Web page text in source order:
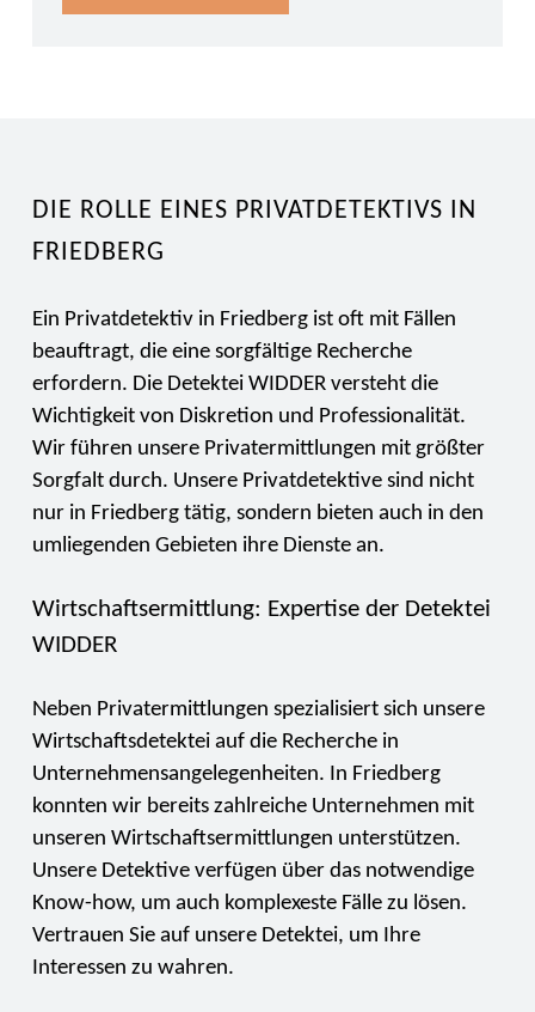
DIE ROLLE EINES PRIVATDETEKTIVS IN
FRIEDBERG
Ein Privatdetektiv in Friedberg ist oft mit Fällen
beauftragt, die eine sorgfältige Recherche
erfordern. Die Detektei WIDDER versteht die
Wichtigkeit von Diskretion und Professionalität.
Wir führen unsere Privatermittlungen mit größter
Sorgfalt durch. Unsere Privatdetektive sind nicht
nur in Friedberg tätig, sondern bieten auch in den
umliegenden Gebieten ihre Dienste an.
Wirtschaftsermittlung: Expertise der Detektei
WIDDER
Neben Privatermittlungen spezialisiert sich unsere
Wirtschaftsdetektei auf die Recherche in
Unternehmensangelegenheiten. In Friedberg
konnten wir bereits zahlreiche Unternehmen mit
unseren Wirtschaftsermittlungen unterstützen.
Unsere Detektive verfügen über das notwendige
Know-how, um auch komplexeste Fälle zu lösen.
Vertrauen Sie auf unsere Detektei, um Ihre
Interessen zu wahren.